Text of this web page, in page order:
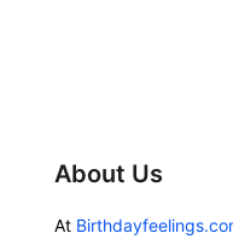
About Us
At